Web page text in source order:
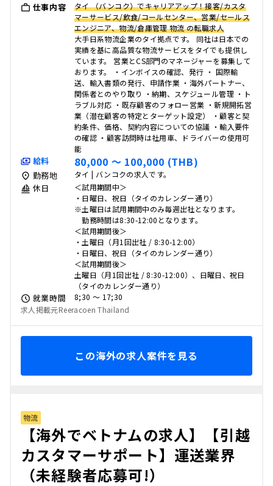
仕事内容
タイ （バンコク）でキャリアアップ！接客/カスタ
マーサービス/飲食/コールセンター、営業/セールス
エンジニア、物流/倉庫管理 物流 の転職求人
大手日系物流企業のタイ拠点です。 同社は日本での
実績を基に高品質な物流サービスをタイでも提供し
ています。 営業とCS部門のマネージャーを募集して
おります。 ・インボイスの確認、発行 ・ 国際輸
送、輸入書類の発行、申請作業 ・海外パートナー、
関係者とのやり取り ・納期、スケジュール管理 ・ト
ラブル対応 ・既存顧客のフォロー営業 ・新規開拓営
業（潜在顧客の特定とターゲット設定） ・顧客と契
約条件、価格、契約内容についての協議 ・輸入要件
の確認 ・顧客訪問時は社用車、ドライバーの使用可
能
給料 80,000 〜 100,000 (THB)
勤務地 タイ | バンコクの求人です。
休日
＜試用期間中＞
・日曜日、祝日（タイのカレンダー通り）
※土曜日は試用期間中のみ毎週出社となります。
勤務時間は8:30-12:00となります。
＜試用期間後＞
・土曜日（月1回出社 / 8:30-12:00）
・日曜日、祝日（タイのカレンダー通り）
＜試用期間後＞
土曜日（月1回出社 / 8:30-12:00）、日曜日、祝日
（タイのカレンダー通り）
就業時間
8;30 〜 17;30
求人掲載元Reeracoen Thailand
この海外の求人案件を見る
物流
【海外でベトナムの求人】【引越
カスタマーサポート】運送業界
（未経験者応募可!）